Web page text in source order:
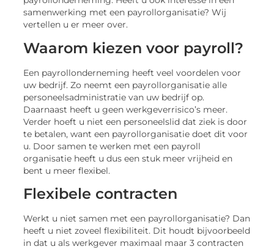
samenwerking met een payrollorganisatie? Wij
vertellen u er meer over.
Waarom kiezen voor payroll?
Een payrollonderneming heeft veel voordelen voor
uw bedrijf. Zo neemt een payrollorganisatie alle
personeelsadministratie van uw bedrijf op.
Daarnaast heeft u geen werkgeverrisico’s meer.
Verder hoeft u niet een personeelslid dat ziek is door
te betalen, want een payrollorganisatie doet dit voor
u. Door samen te werken met een payroll
organisatie heeft u dus een stuk meer vrijheid en
bent u meer flexibel.
Flexibele contracten
Werkt u niet samen met een payrollorganisatie? Dan
heeft u niet zoveel flexibiliteit. Dit houdt bijvoorbeeld
in dat u als werkgever maximaal maar 3 contracten